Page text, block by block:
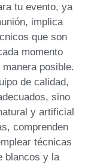
tu evento, ya
implica
que son
momento
posible.
de calidad,
sino
y artificial
comprenden
técnicas
blancos y la